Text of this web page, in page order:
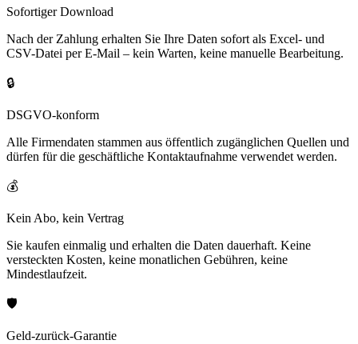
Sofortiger Download
Nach der Zahlung erhalten Sie Ihre Daten sofort als Excel- und
CSV-Datei per E-Mail – kein Warten, keine manuelle Bearbeitung.
🔒
DSGVO-konform
Alle Firmendaten stammen aus öffentlich zugänglichen Quellen und
dürfen für die geschäftliche Kontaktaufnahme verwendet werden.
💰
Kein Abo, kein Vertrag
Sie kaufen einmalig und erhalten die Daten dauerhaft. Keine
versteckten Kosten, keine monatlichen Gebühren, keine
Mindestlaufzeit.
🛡️
Geld-zurück-Garantie